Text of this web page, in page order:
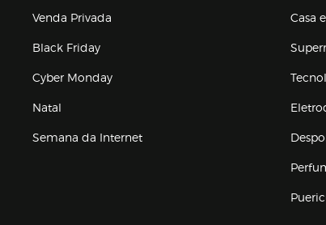
Venda Privada
Black Friday
Cyber Monday
Natal
Semana da Internet
Casa